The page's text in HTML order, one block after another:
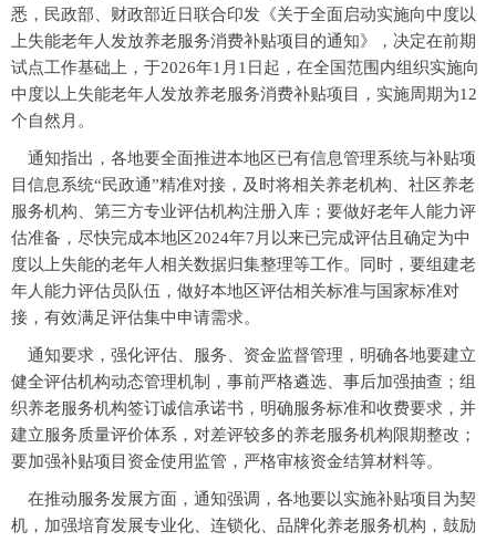
悉，民政部、财政部近日联合印发《关于全面启动实施向中度以
上失能老年人发放养老服务消费补贴项目的通知》，决定在前期
试点工作基础上，于2026年1月1日起，在全国范围内组织实施向
中度以上失能老年人发放养老服务消费补贴项目，实施周期为12
个自然月。
通知指出，各地要全面推进本地区已有信息管理系统与补贴项
目信息系统“民政通”精准对接，及时将相关养老机构、社区养老
服务机构、第三方专业评估机构注册入库；要做好老年人能力评
估准备，尽快完成本地区2024年7月以来已完成评估且确定为中
度以上失能的老年人相关数据归集整理等工作。同时，要组建老
年人能力评估员队伍，做好本地区评估相关标准与国家标准对
接，有效满足评估集中申请需求。
通知要求，强化评估、服务、资金监督管理，明确各地要建立
健全评估机构动态管理机制，事前严格遴选、事后加强抽查；组
织养老服务机构签订诚信承诺书，明确服务标准和收费要求，并
建立服务质量评价体系，对差评较多的养老服务机构限期整改；
要加强补贴项目资金使用监管，严格审核资金结算材料等。
在推动服务发展方面，通知强调，各地要以实施补贴项目为契
机，加强培育发展专业化、连锁化、品牌化养老服务机构，鼓励